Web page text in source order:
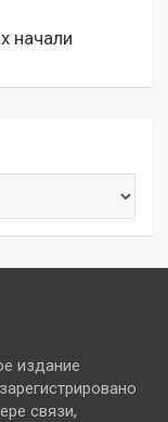
начали
издание
зарегистрировано
связи,